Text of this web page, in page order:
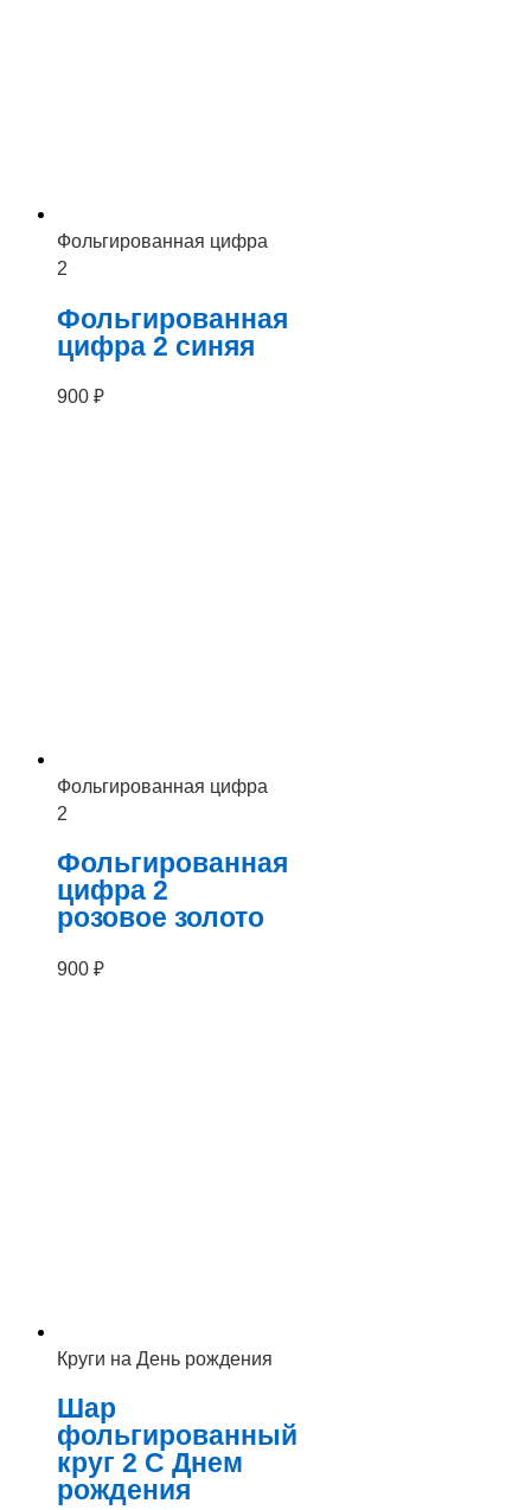
Фольгированная цифра
2
Фольгированная
цифра 2 синяя
900 ₽
Фольгированная цифра
2
Фольгированная
цифра 2
розовое золото
900 ₽
Круги на День рождения
Шар
фольгированный
круг 2 С Днем
рождения